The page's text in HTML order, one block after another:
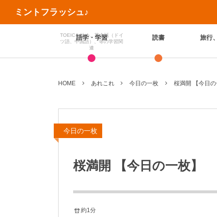
ミントフラッシュ♪
語学・学習
TOEICを始め、英会話（ドイ
ツ語、中国語）、等の学習関
連
読書 旅行
HOME あれこれ 今日の一枚 桜満開 【今日
今日の一枚
桜満開 【今日の一枚】
約1分